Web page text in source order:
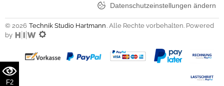
F2
Datenschutzeinstellungen ändern
© 2026 Technik Studio Hartmann . Alle Rechte vorbehalten. Powered
by